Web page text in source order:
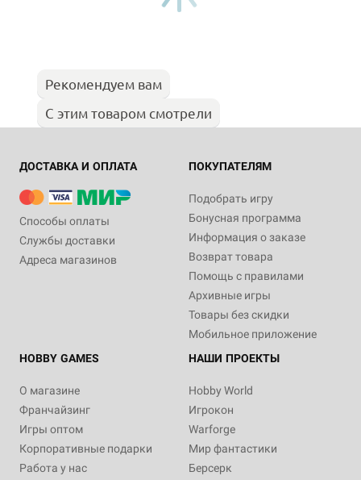
Рекомендуем вам
С этим товаром смотрели
ДОСТАВКА И ОПЛАТА
Способы оплаты
Службы доставки
Адреса магазинов
ПОКУПАТЕЛЯМ
Подобрать игру
Бонусная программа
Информация о заказе
Возврат товара
Помощь с правилами
Архивные игры
Товары без скидки
Мобильное приложение
HOBBY GAMES
О магазине
Франчайзинг
Игры оптом
Корпоративные подарки
Работа у нас
НАШИ ПРОЕКТЫ
Hobby World
Игрокон
Warforge
Мир фантастики
Берсерк